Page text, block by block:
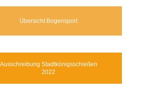
Übersicht Bogensport
Ausschreibung Stadtkönigsschießen
2022